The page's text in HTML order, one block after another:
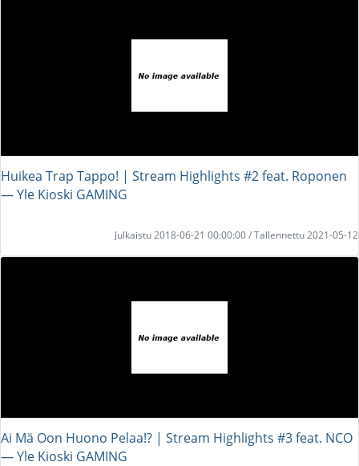
Huikea Trap Tappo! | Stream Highlights #2 feat. Roponen
― Yle Kioski GAMING
Julkaistu 2018-06-21 00:00:00 / Tallennettu 2021-05-12
Ai Mä Oon Huono Pelaa!? | Stream Highlights #3 feat. NCO
― Yle Kioski GAMING